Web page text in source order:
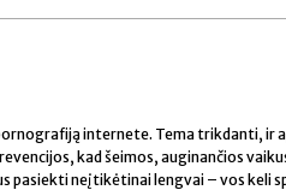
internete. Tema trikdanti, ir
kad šeimos, auginančios
pasiekti neįtikėtinai lengvai – vos keli